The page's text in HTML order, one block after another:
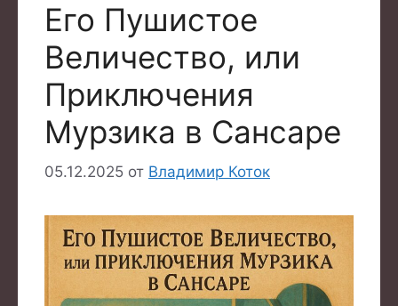
Его Пушистое
Величество, или
Приключения
Мурзика в Сансаре
05.12.2025 от Владимир Коток